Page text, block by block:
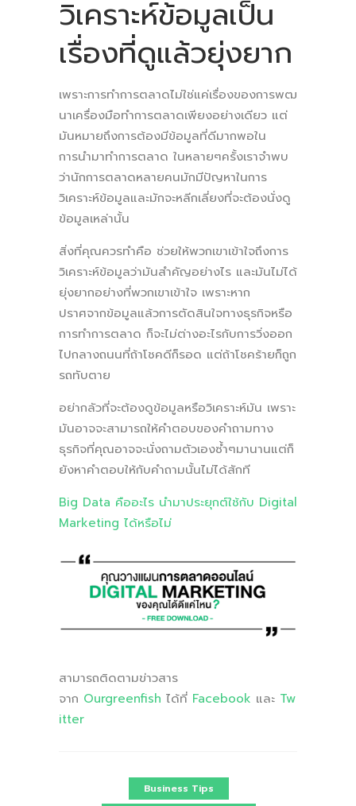
วิเคราะห์ข้อมูลเป็น
เรื่องที่ดูแล้วยุ่งยาก
เพราะการทำการตลาดไม่ใช่แค่เรื่องของการพฒ
นาเครื่องมือทำการตลาดเพียงอย่างเดียว แต่
มันหมายถึงการต้องมีข้อมูลที่ดีมากพอใน
การนำมาทำการตลาด ในหลายๆครั้งเราจำพบ
ว่านักการตลาดหลายคนมักมีปัญหาในการ
วิเคราะห์ข้อมูลและมักจะหลีกเลี่ยงที่จะต้องนั่งดู
ข้อมูลเหล่านั้น
สิ่งที่คุณควรทำคือ ช่วยให้พวกเขาเข้าใจถึงการ
วิเคราะห์ข้อมูลว่ามันสำคัญอย่างไร และมันไม่ได้
ยุ่งยากอย่างที่พวกเขาเข้าใจ เพราะหาก
ปราศจากข้อมูลแล้วการตัดสินใจทางธุรกิจหรือ
การทำการตลาด ก็จะไม่ต่างอะไรกับการวิ่งออก
ไปกลางถนนที่ถ้าโชคดีก็รอด แต่ถ้าโชคร้ายก็ถูก
รถทับตาย
อย่ากลัวที่จะต้องดูข้อมูลหรือวิเคราะห์มัน เพราะ
มันอาจจะสามารถให้คำตอบของคำถามทาง
ธุรกิจที่คุณอาจจะนั่งถามตัวเองซ้ำๆมานานแต่ก็
ยังหาคำตอบให้กับคำถามนั้นไม่ได้สักที
Big Data คืออะไร นำมาประยุกต์ใช้กับ Digital
Marketing ได้หรือไม่
สามารถติดตามข่าวสาร
จาก Ourgreenfish ได้ที่ Facebook และ Tw
itter
Business Tips